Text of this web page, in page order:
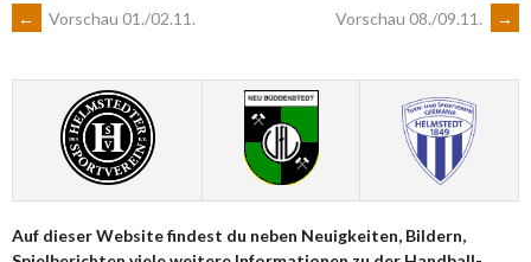
ARTIKEL-
NAVIGATION
← Vorschau 01./02.11. Vorschau 08./09.11. →
Auf dieser Website findest du neben Neuigkeiten, Bildern,